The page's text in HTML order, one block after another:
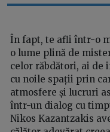
În fapt, te afli într-o
o lume plină de
celor răbdători, ai de
cu noile spații prin
atmosfere și lucruri
într-un dialog cu
Nikos Kazantzakis